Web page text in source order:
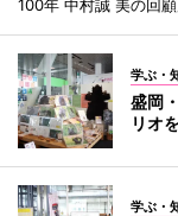
100年 中村誠 美の回顧
学ぶ・
盛岡
リオ
学ぶ・